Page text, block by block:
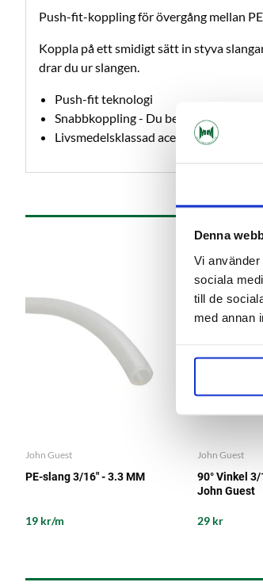
Denna
Vi
sociala
till de
med annan
Push-fit-koppling för övergång mellan
Koppla på ett smidigt sätt in styva
drar du ur slangen.
Push-fit teknologi
Snabbkoppling - Du behöver inga
Livsmedelsklassad acetalplast eller
John Guest
PE-slang 3/16" - 3.3 MM
19 kr/m
John Guest
90° Vinkel
John Guest
29 kr